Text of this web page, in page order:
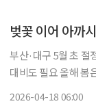
벚꽃 이어 아까
부산·대구 5월 초
대비도 필요 올해 봄은 시작부터 빠르다. 매화와 산수유로 문을 연 봄은 개나리와 진달래, 벚
2026-04-18 06:00